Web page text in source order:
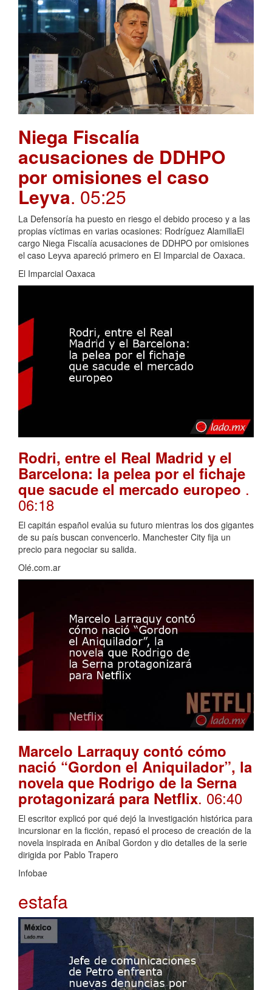
Niega Fiscalía
acusaciones de DDHPO
por omisiones el caso
Leyva. 05:25
La Defensoría ha puesto en riesgo el debido proceso y a las
propias víctimas en varias ocasiones: Rodríguez AlamillaEl
cargo Niega Fiscalía acusaciones de DDHPO por omisiones
el caso Leyva apareció primero en El Imparcial de Oaxaca.
El Imparcial Oaxaca
Rodri, entre el Real Madrid y el
Barcelona: la pelea por el fichaje
que sacude el mercado europeo .
06:18
El capitán español evalúa su futuro mientras los dos gigantes
de su país buscan convencerlo. Manchester City fija un
precio para negociar su salida.
Olé.com.ar
Marcelo Larraquy contó cómo
nació “Gordon el Aniquilador”, la
novela que Rodrigo de la Serna
protagonizará para Netflix. 06:40
El escritor explicó por qué dejó la investigación histórica para
incursionar en la ficción, repasó el proceso de creación de la
novela inspirada en Aníbal Gordon y dio detalles de la serie
dirigida por Pablo Trapero
Infobae
estafa